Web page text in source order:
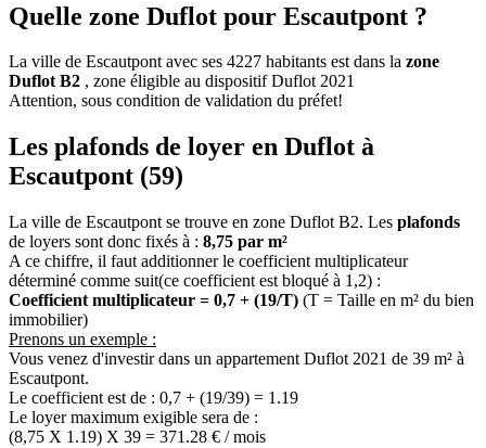
Quelle zone Duflot pour Escautpont ?
La ville de Escautpont avec ses 4227 habitants est dans la zone
Duflot B2 , zone éligible au dispositif Duflot 2021
Attention, sous condition de validation du préfet!
Les plafonds de loyer en Duflot à
Escautpont (59)
La ville de Escautpont se trouve en zone Duflot B2. Les plafonds
de loyers sont donc fixés à : 8,75 par m²
A ce chiffre, il faut additionner le coefficient multiplicateur
déterminé comme suit(ce coefficient est bloqué à 1,2) :
Coefficient multiplicateur = 0,7 + (19/T) (T = Taille en m² du bien
immobilier)
Prenons un exemple :
Vous venez d'investir dans un appartement Duflot 2021 de 39 m² à
Escautpont.
Le coefficient est de : 0,7 + (19/39) = 1.19
Le loyer maximum exigible sera de :
(8,75 X 1.19) X 39 = 371.28 € / mois